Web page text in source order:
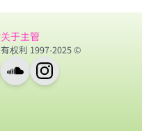
关于主管
权利 1997-2025 ©